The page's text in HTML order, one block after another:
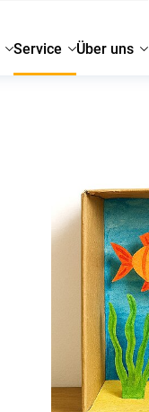
Service Über uns